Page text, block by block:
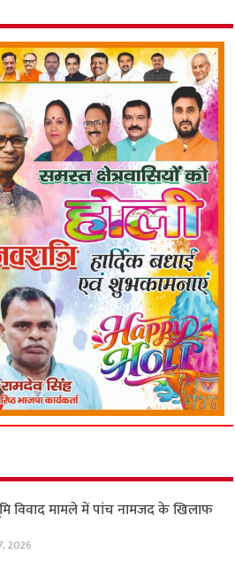
विवाद मामले में पांच नामजद के खिलाफ
2026